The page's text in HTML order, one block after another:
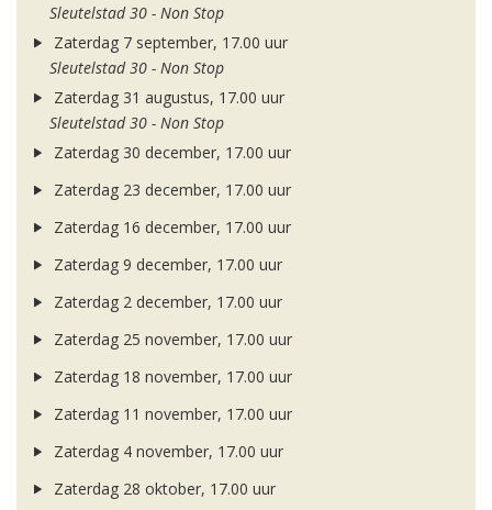
Sleutelstad 30 - Non Stop
Zaterdag 7 september, 17.00 uur
Sleutelstad 30 - Non Stop
Zaterdag 31 augustus, 17.00 uur
Sleutelstad 30 - Non Stop
Zaterdag 30 december, 17.00 uur
Zaterdag 23 december, 17.00 uur
Zaterdag 16 december, 17.00 uur
Zaterdag 9 december, 17.00 uur
Zaterdag 2 december, 17.00 uur
Zaterdag 25 november, 17.00 uur
Zaterdag 18 november, 17.00 uur
Zaterdag 11 november, 17.00 uur
Zaterdag 4 november, 17.00 uur
Zaterdag 28 oktober, 17.00 uur